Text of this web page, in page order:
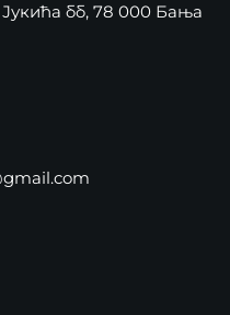
бб, 78 000 Бања